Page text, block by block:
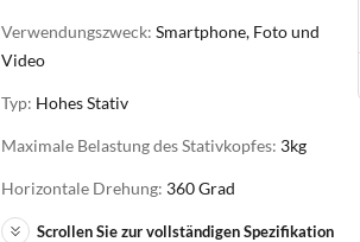
Verwendungszweck: Smartphone, Foto und
Video
Typ: Hohes Stativ
Maximale Belastung des Stativkopfes: 3kg
Horizontale Drehung: 360 Grad
Scrollen Sie zur vollständigen Spezifikation